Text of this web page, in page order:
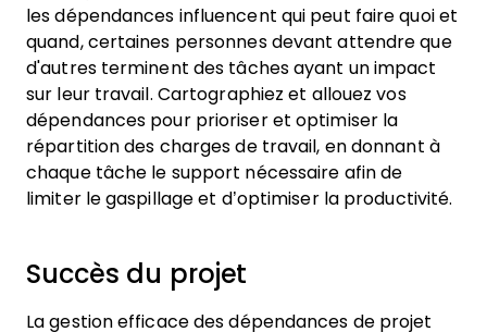
les dépendances influencent qui peut faire quoi et
quand, certaines personnes devant attendre que
d'autres terminent des tâches ayant un impact
sur leur travail. Cartographiez et allouez vos
dépendances pour prioriser et optimiser la
répartition des charges de travail, en donnant à
chaque tâche le support nécessaire afin de
limiter le gaspillage et d’optimiser la productivité.
Succès du projet
La gestion efficace des dépendances de projet